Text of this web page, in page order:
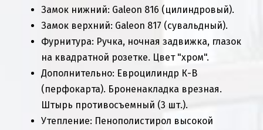
Замок нижний: Galeon 816 (цилиндровый).
Замок верхний: Galeon 817 (сувальдный).
Фурнитура: Ручка, ночная задвижка, глазок
на квадратной розетке. Цвет "хром".
Дополнительно: Евроцилиндр К-В
(перфокарта). Броненакладка врезная.
Штырь противосъемный (3 шт.).
Утепление: Пенополистирол высокой